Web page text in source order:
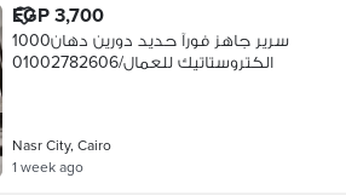
EGP 3,700
1000سرير جاهز فورآ حديد دورين دهان
الكتروستاتيك للعمال/01002782606
Nasr City, Cairo
1 week ago